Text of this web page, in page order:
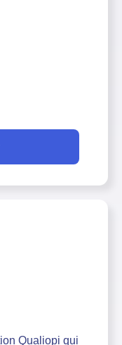
Qualiopi qui